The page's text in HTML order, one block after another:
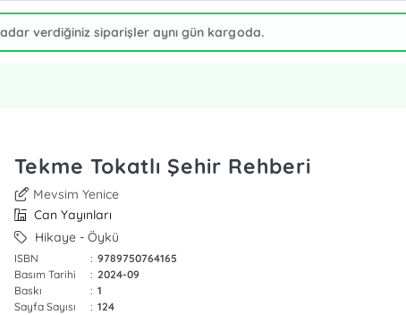
Tekme Tokatlı Şehir Rehberi
Mevsim Yenice
Can Yayınları
Hikaye - Öykü
ISBN : 9789750764165
Basım Tarihi
: 2024-09
Baskı
: 1
Sayfa Sayısı
: 124